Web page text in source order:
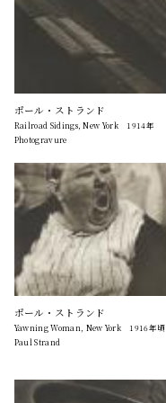
ポール・ストランド
Railroad Sidings, New York 1914年
Photogravure
ポール・ストランド
Yawning Woman, New York 1916年頃
Paul Strand